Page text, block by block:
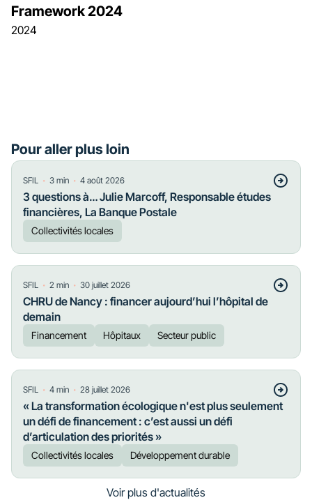
2024
Framework 2024
Pour aller plus loin
SFIL ・ 3 min ・ 4 août 2026
3 questions à… Julie Marcoff, Responsable études
financières, La Banque Postale
Collectivités locales
SFIL ・ 2 min ・ 30 juillet 2026
CHRU de Nancy : financer aujourd’hui l’hôpital de
demain
Financement Hôpitaux Secteur public
SFIL ・ 4 min ・ 28 juillet 2026
« La transformation écologique n'est plus seulement
un défi de financement : c’est aussi un défi
d’articulation des priorités »
Collectivités locales Développement durable
Voir plus d'actualités